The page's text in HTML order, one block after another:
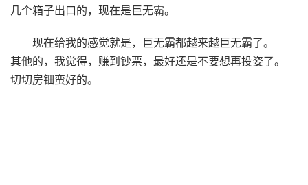
几个箱子出口的，现在是巨无霸。
现在给我的感觉就是，巨无霸都越来越巨无霸了。
其他的，我觉得，赚到钞票，最好还是不要想再投姿了。
切切房钿蛮好的。